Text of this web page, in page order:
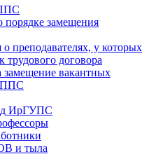
порядке замещения
преподавателях, у которых
трудового договора
вакантных
ППС
ИрГУПС
и тыла